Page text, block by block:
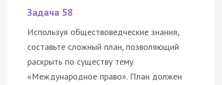
Задача 58
Используя обществоведческие знания,
составьте сложный план, позволяющий
раскрыть по существу тему
«Международное право». План должен